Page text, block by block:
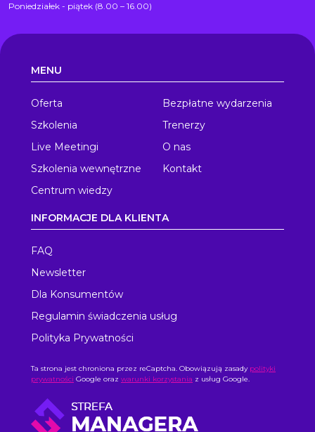
Poniedziałek - piątek (8.00 – 16.00)
MENU
Oferta
Szkolenia
Live Meetingi
Szkolenia wewnętrzne
Centrum wiedzy
Bezpłatne wydarzenia
Trenerzy
O nas
Kontakt
INFORMACJE DLA KLIENTA
FAQ
Newsletter
Dla Konsumentów
Regulamin świadczenia usług
Polityka Prywatności
Ta strona jest chroniona przez reCaptcha. Obowiązują zasady polityki
prywatności Google oraz warunki korzystania z usług Google.